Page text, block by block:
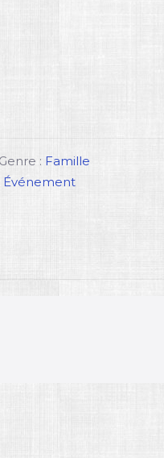
Genre : Famille
Événement